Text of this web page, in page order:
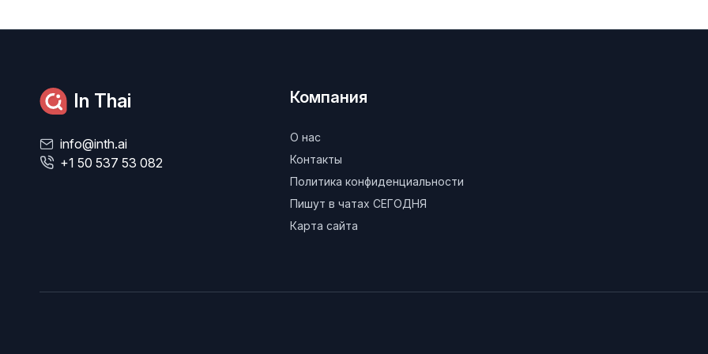
In Thai
info@inth.ai
+1 50 537 53 082
Компания
О нас
Контакты
Политика конфиденциальности
Пишут в чатах СЕГОДНЯ
Карта сайта